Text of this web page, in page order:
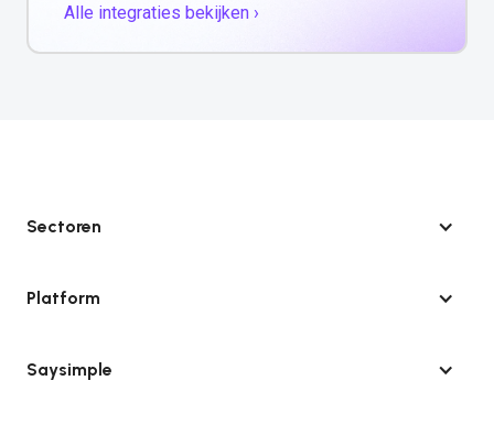
Alle integraties bekijken ›
Sectoren
Platform
Saysimple